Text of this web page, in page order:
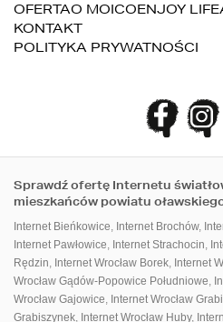
OFERTAO MOICOENJOY LIFE
KONTAKT
POLITYKA PRYWATNOŚCI
Sprawdź ofertę Internetu
mieszkańców powiatu
Internet Bieńkowice, Internet Brochów,
Internet Pawłowice, Internet Strachocin,
Rędzin, Internet Wrocław Borek, Internet
Wrocław Gądów-Popowice Południowe,
Wrocław Gajowice, Internet Wrocław
Grabiszynek, Internet Wrocław Huby,